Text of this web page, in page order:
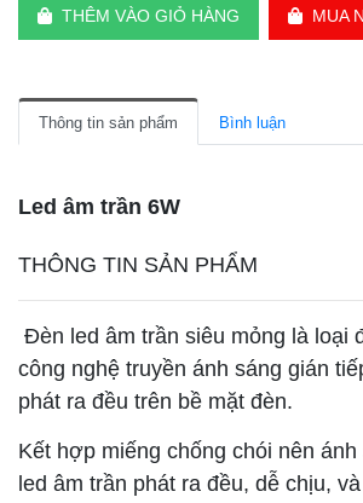
THÊM VÀO GIỎ HÀNG MUA
Thông tin sản phẩm Bình luận
Led âm trần 6W
THÔNG TIN SẢN PHẨM
Đèn led âm trần siêu mỏng là loại
công nghệ truyền ánh sáng gián
phát ra đều trên bề mặt đèn.
Kết hợp miếng chống chói nên ánh
led âm trần phát ra đều, dễ chịu,